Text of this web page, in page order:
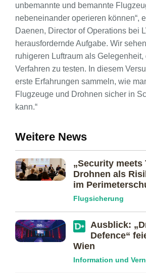
unbemannte und bemannte
nebeneinander operieren können“,
Daenen, Director of Operations bei
herausfordernde Aufgabe. Wir
ruhigeren Luftraum als Gelegenheit,
Verfahren zu testen. In diesem
erste Erfahrungen sammeln, wie
Flugzeuge und Drohnen sicher in
kann.“
Weitere News
„Security meets
Drohnen als
im
Flugsicherung
Ausblick:
Defence“
Wien
Information und